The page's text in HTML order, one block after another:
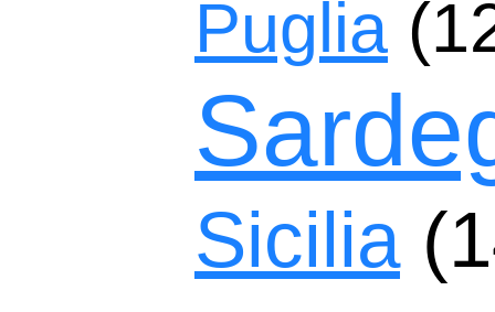
Puglia
Sicilia